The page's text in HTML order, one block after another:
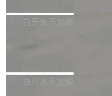
不得生成涉及安全性的关
36个月。 公告显示，本次
员工参与设立的专项资产
Bug fixes and
一个回归问题，该问题导
白开水不加糖
e 孵化器项目管理委员会
白开水不加糖